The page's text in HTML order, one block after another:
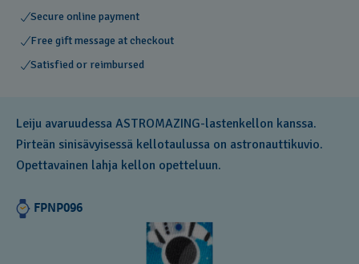
Secure online payment
Free gift message at checkout
Satisfied or reimbursed
Leiju avaruudessa ASTROMAZING-lastenkellon kanssa.
Pirteän sinisävyisessä kellotaulussa on astronauttikuvio.
Opettavainen lahja kellon opetteluun.
FPNP096